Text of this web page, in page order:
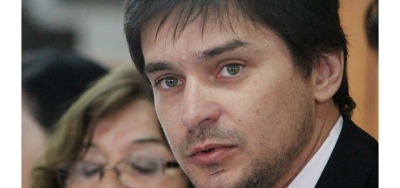
Bariloche, Municipio intercultural
Entrega de distinciones
REFORMA DE LA CARTA ORGÁNICA